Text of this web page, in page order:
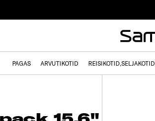
PAGAS ARVUTIKOTID REISIKOTID,SELJAKOTID